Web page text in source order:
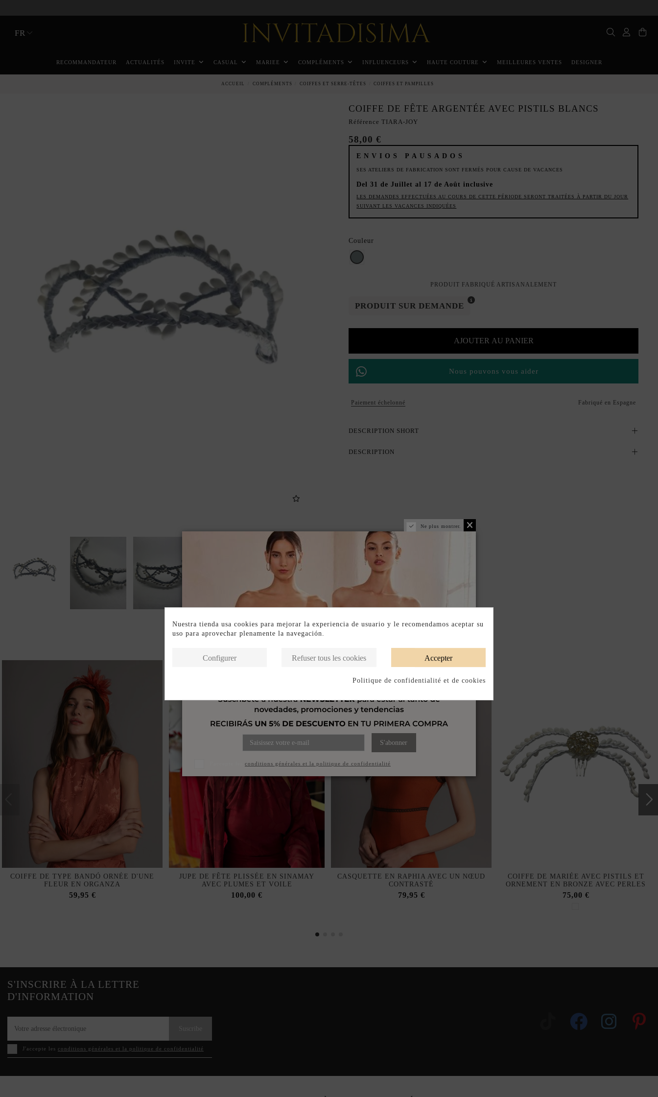
FR
RECOMMANDATEUR ACTUALITÉS INVITE CASUAL MARIEE COMPLÉMENTS INFLUENCEURS HAUTE COUTURE MEILLEURES VENTES DESIGNER
ACCUEIL COMPLÉMENTS COIFFES ET SERRE-TÊTES COIFFES ET PAMPILLES
COIFFE DE FÊTE ARGENTÉE AVEC PISTILS BLANCS
Référence TIARA-JOY
58,00 €
ENVIOS PAUSADOS
SES ATELIERS DE FABRICATION SONT FERMÉS POUR CAUSE DE VACANCES
Del 31 de Juillet al 17 de Août inclusive
LES DEMANDES EFFECTUÉES AU COURS DE CETTE PÉRIODE SERONT TRAITÉES À PARTIR DU JOUR
SUIVANT LES VACANCES INDIQUÉES
Couleur
Gris argenté
PRODUIT FABRIQUÉ ARTISANALEMENT
PRODUIT SUR DEMANDE
AJOUTER AU PANIER
Nous pouvons vous aider
Paiement échelonné Fabriqué en Espagne
DESCRIPTION SHORT
DESCRIPTION
COIFFE DE TYPE BANDÓ ORNÉE D'UNE
FLEUR EN ORGANZA
59,95 €
JUPE DE FÊTE PLISSÉE EN SINAMAY
AVEC PLUMES ET VOILE
100,00 €
CASQUETTE EN RAPHIA AVEC UN NŒUD
CONTRASTÉ
79,95 €
COIFFE DE MARIÉE AVEC PISTILS ET
ORNEMENT EN BRONZE AVEC PERLES
75,00 €
S'INSCRIRE À LA LETTRE
D'INFORMATION
J'accepte les conditions générales et la politique de confidentialité
Ne plus montrer.
S'abonner
conditions générales et la politique de confidentialité
Nuestra tienda usa cookies para mejorar la experiencia de usuario y le recomendamos aceptar su
uso para aprovechar plenamente la navegación.
Accepter
Refuser tous les cookies
Configurer
Politique de confidentialité et de cookies